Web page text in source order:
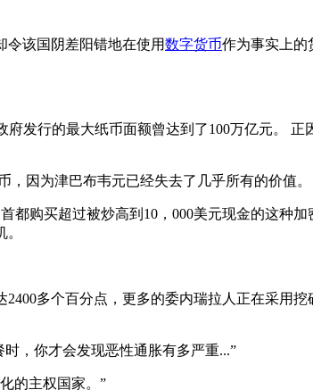
该国阴差阳错地在使用数字货币作为事实上的
发行的最大纸币面额曾达到了100万亿元。 正
因为津巴布韦元已经失去了几乎所有的价值。
购买超过被炒高到10，000美元现金的这种加
多个百分点，更多的委内瑞拉人正在采用挖
，你才会发现恶性通胀有多严重...”
的主权国家。”